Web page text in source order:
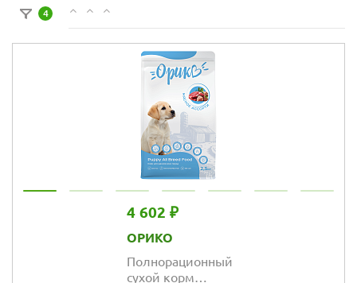
4
4 602 ₽
ОРИКО
Полнорационный
сухой корм